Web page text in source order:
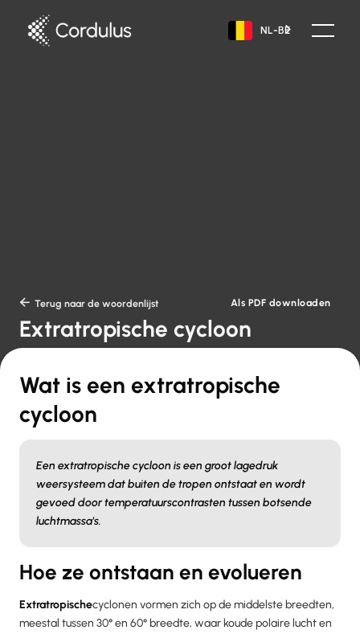
NL-BE
 Terug naar de woordenlijst Als PDF downloaden
Extratropische cycloon
Wat is een extratropische
cycloon
Een extratropische cycloon is een groot lagedruk
weersysteem dat buiten de tropen ontstaat en wordt
gevoed door temperatuurscontrasten tussen botsende
luchtmassa's.
Hoe ze ontstaan en evolueren
Extratropischecyclonen vormen zich op de middelste breedten,
meestal tussen 30° en 60° breedte, waar koude polaire lucht en